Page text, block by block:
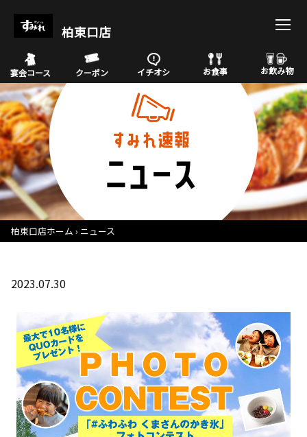
柏東口店
宴会コース クーポン イチオシ お食事 お飲み物
柏東口店ホーム ニュース
2023.07.30